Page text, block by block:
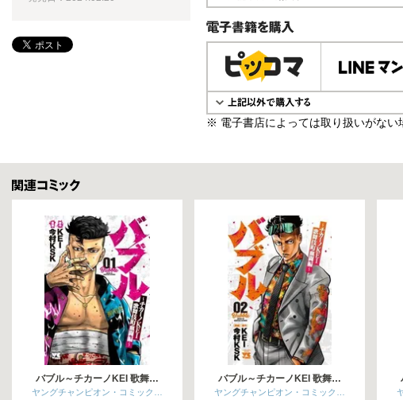
電子書籍で購入
※ 電子書店によっては取り扱いがない
関連コミックス
バブル～チカーノKEI 歌舞…
ヤングチャンピオン・コミック…
バブル～チカーノKEI 歌舞…
ヤングチャンピオン・コミック…